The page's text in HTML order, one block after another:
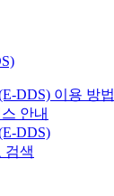
DDS) 이용 방법
안내
DDS)
검색